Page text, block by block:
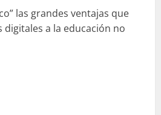
las grandes ventajas que
a la educación no